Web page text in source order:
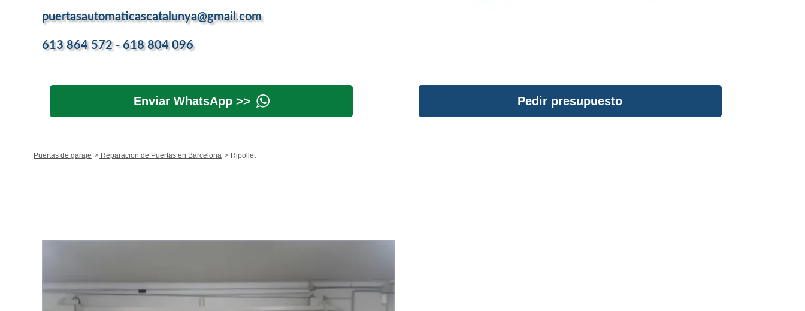
puertasautomaticascatalunya@gmail.com
613 864 572 - 618 804 096
Enviar WhatsApp >> Pedir presupuesto
Puertas de garaje Reparacion de Puertas en Barcelona Ripollet